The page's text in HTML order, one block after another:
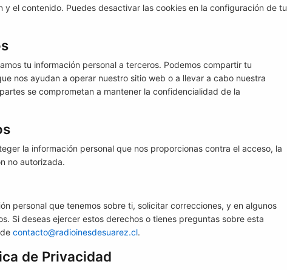
el contenido. Puedes desactivar las cookies en la configuración de tu
tu información personal a terceros. Podemos compartir tu
nos ayudan a operar nuestro sitio web o a llevar a cabo nuestra
se comprometan a mantener la confidencialidad de la
la información personal que nos proporcionas contra el acceso, la
no autorizada.
personal que tenemos sobre ti, solicitar correcciones, y en algunos
Si deseas ejercer estos derechos o tienes preguntas sobre esta
contacto@radioinesdesuarez.cl.
de Privacidad